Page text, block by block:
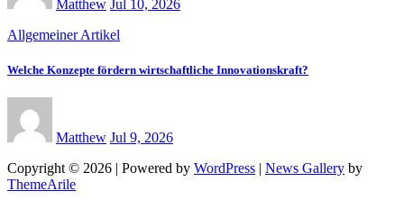
Matthew Jul 10, 2026
Allgemeiner Artikel
Welche Konzepte fördern wirtschaftliche Innovationskraft?
Matthew Jul 9, 2026
Copyright © 2026 | Powered by WordPress | News Gallery by
ThemeArile